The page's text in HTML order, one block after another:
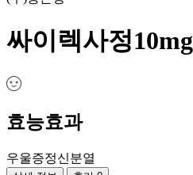
싸이렉사정10mg
효능효과
우울증정신분열